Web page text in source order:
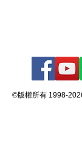
©版權所有 1998-